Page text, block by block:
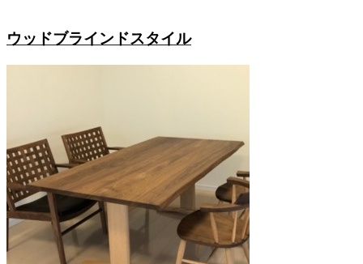
ウッドブラインドスタイル